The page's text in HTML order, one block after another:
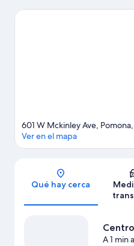
ir a Big Dalton Canyon
601 W Mckinley Ave, Pomona,
Ver en el mapa
Qué hay cerca
A 1 min